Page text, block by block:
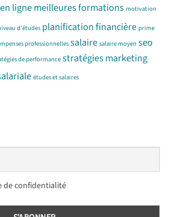
lignemeilleures formations motivation
d'études planification financière prime
professionnelles salaire salaire moyen seo
de performance stratégies marketing
études et salaires
de confidentialité